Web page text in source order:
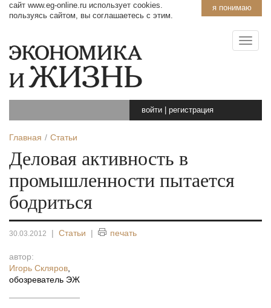
я понимаю
сайт www.eg-online.ru использует cookies.
пользуясь сайтом, вы соглашаетесь с этим.
войти регистрация
Главная Статьи
Деловая активность в
промышленности пытается
бодриться
30.03.2012 | Статьи | печать
автор:
Игорь Скляров
обозреватель ЭЖ